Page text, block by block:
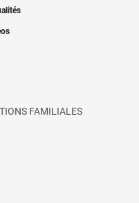
FAMILIALES